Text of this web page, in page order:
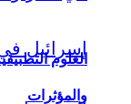
العلوم
والمؤثرات